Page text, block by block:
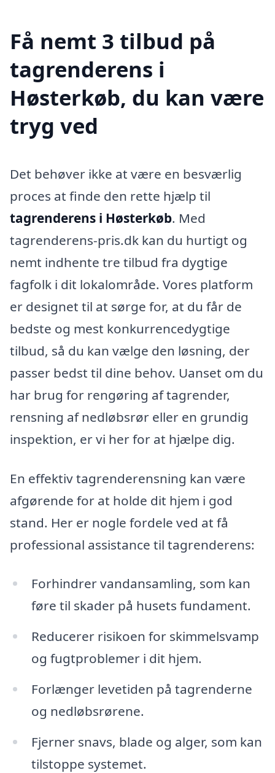
Få nemt 3 tilbud på
tagrenderens i
Høsterkøb, du kan være
tryg ved
Det behøver ikke at være en besværlig
proces at finde den rette hjælp til
tagrenderens i Høsterkøb. Med
tagrenderens-pris.dk kan du hurtigt og
nemt indhente tre tilbud fra dygtige
fagfolk i dit lokalområde. Vores platform
er designet til at sørge for, at du får de
bedste og mest konkurrencedygtige
tilbud, så du kan vælge den løsning, der
passer bedst til dine behov. Uanset om du
har brug for rengøring af tagrender,
rensning af nedløbsrør eller en grundig
inspektion, er vi her for at hjælpe dig.
En effektiv tagrenderensning kan være
afgørende for at holde dit hjem i god
stand. Her er nogle fordele ved at få
professional assistance til tagrenderens:
Forhindrer vandansamling, som kan
føre til skader på husets fundament.
Reducerer risikoen for skimmelsvamp
og fugtproblemer i dit hjem.
Forlænger levetiden på tagrenderne
og nedløbsrørene.
Fjerner snavs, blade og alger, som kan
tilstoppe systemet.